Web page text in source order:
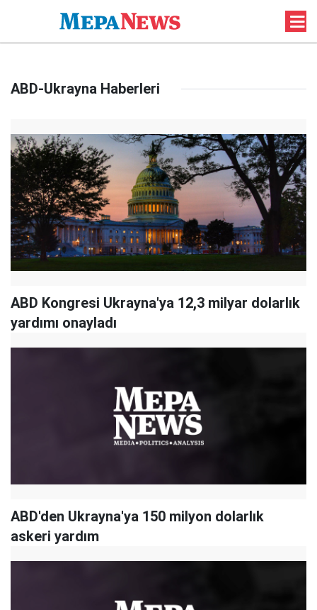
ABD-Ukrayna Haberleri
ABD Kongresi Ukrayna'ya 12,3 milyar dolarlık
yardımı onayladı
ABD'den Ukrayna'ya 150 milyon dolarlık
askeri yardım